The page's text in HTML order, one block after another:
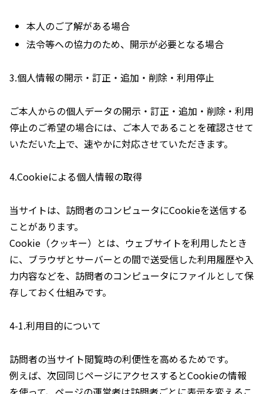
本人のご了解がある場合
法令等への協力のため、開示が必要となる場合
3.個人情報の開示・訂正・追加・削除・利用停止
ご本人からの個人データの開示・訂正・追加・削除・利用
停止のご希望の場合には、ご本人であることを確認させて
いただいた上で、速やかに対応させていただきます。
4.Cookieによる個人情報の取得
当サイトは、訪問者のコンピュータにCookieを送信する
ことがあります。
Cookie（クッキー）とは、ウェブサイトを利用したとき
に、ブラウザとサーバーとの間で送受信した利用履歴や入
力内容などを、訪問者のコンピュータにファイルとして保
存しておく仕組みです。
4-1.利用目的について
訪問者の当サイト閲覧時の利便性を高めるためです。
例えば、次回同じページにアクセスするとCookieの情報